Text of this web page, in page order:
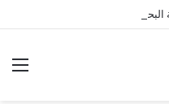
الشقيقة